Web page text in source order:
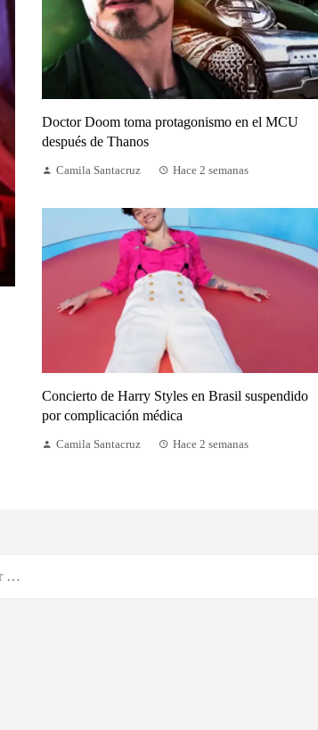
Doctor Doom toma protagonismo en el MCU
después de Thanos
Camila Santacruz Hace 2 semanas
Concierto de Harry Styles en Brasil suspendido
por complicación médica
Camila Santacruz Hace 2 semanas